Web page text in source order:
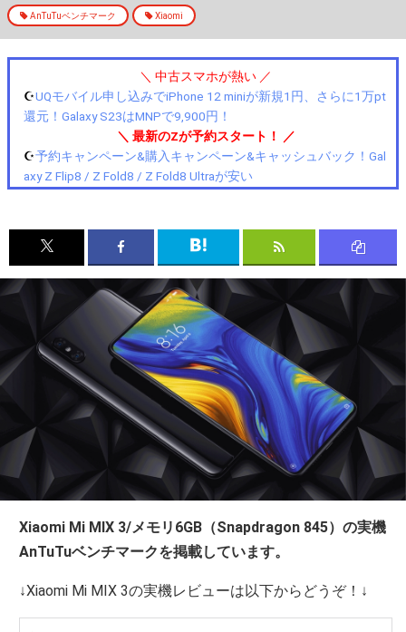
AnTuTuベンチマーク Xiaomi
＼ 中古スマホが熱い ／
☪️UQモバイル申し込みでiPhone 12 miniが新規1円、さらに1万pt
還元！Galaxy S23はMNPで9,900円！
＼ 最新のZが予約スタート！ ／
☪️予約キャンペーン&購入キャンペーン&キャッシュバック！Gal
axy Z Flip8 / Z Fold8 / Z Fold8 Ultraが安い
Xiaomi Mi MIX 3/メモリ6GB（Snapdragon 845）の実機
AnTuTuベンチマークを掲載しています。
↓Xiaomi Mi MIX 3の実機レビューは以下からどうぞ！↓